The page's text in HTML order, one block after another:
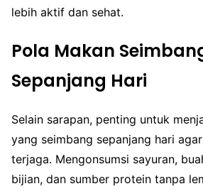
lebih aktif dan sehat.
Pola Makan
Sepanjang Hari
Selain sarapan, penting untuk
yang seimbang sepanjang hari
terjaga. Mengonsumsi sayuran,
bijian, dan sumber protein tanpa